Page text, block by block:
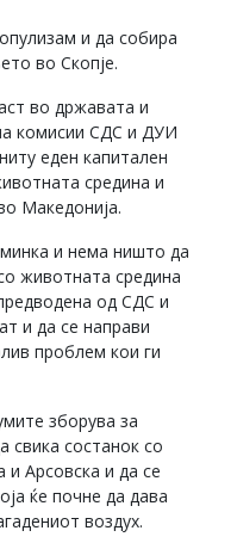
и да собира
во Скопје.
во државата и
комисии СДС и ДУИ
еден капитален
средина и
Македонија.
и нема ништо да
животната средина
од СДС и
и да се направи
проблем кои ги
зборува за
свика состанок со
и Арсовска и да се
ќе почне да дава
воздух.